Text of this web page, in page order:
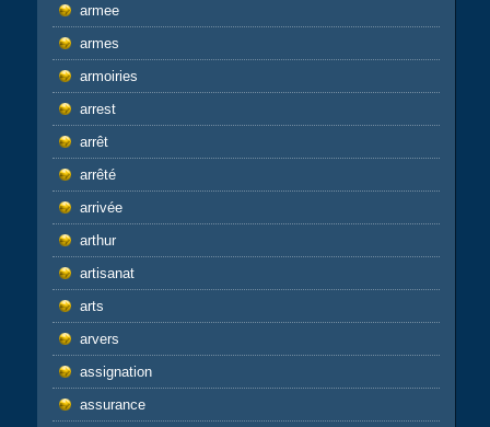
armee
armes
armoiries
arrest
arrêt
arrêté
arrivée
arthur
artisanat
arts
arvers
assignation
assurance